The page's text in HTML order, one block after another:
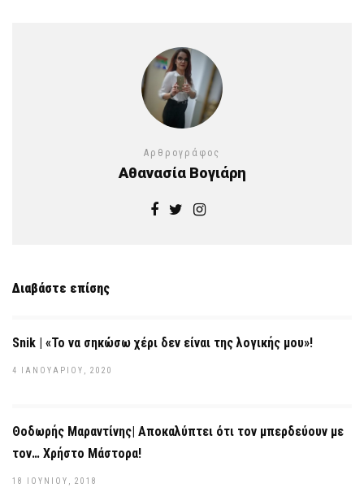
Αρθρογράφος
Αθανασία Βογιάρη
Διαβάστε επίσης
Snik | «Το να σηκώσω χέρι δεν είναι της λογικής μου»!
4 ΙΑΝΟΥΑΡΊΟΥ, 2020
Θοδωρής Μαραντίνης| Αποκαλύπτει ότι τον μπερδεύουν με
τον… Χρήστο Μάστορα!
18 ΙΟΥΝΊΟΥ, 2018